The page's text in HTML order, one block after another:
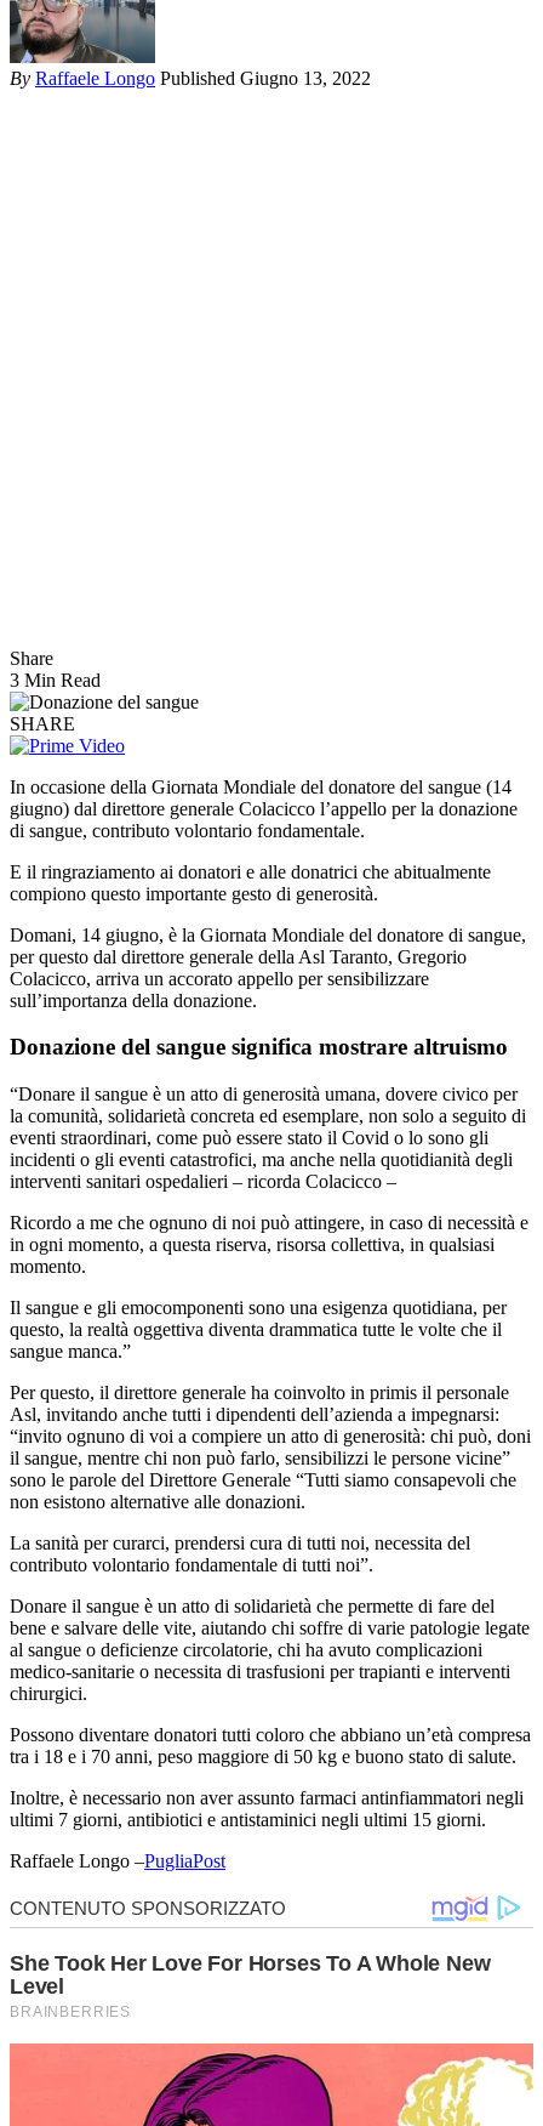
By Raffaele Longo Published Giugno 13, 2022
Share
3 Min Read
SHARE
In occasione della Giornata Mondiale del donatore del sangue (14
giugno) dal direttore generale Colacicco l’appello per la donazione
di sangue, contributo volontario fondamentale.
E il ringraziamento ai donatori e alle donatrici che abitualmente
compiono questo importante gesto di generosità.
Domani, 14 giugno, è la Giornata Mondiale del donatore di sangue,
per questo dal direttore generale della Asl Taranto, Gregorio
Colacicco, arriva un accorato appello per sensibilizzare
sull’importanza della donazione.
Donazione del sangue significa mostrare altruismo
“Donare il sangue è un atto di generosità umana, dovere civico per
la comunità, solidarietà concreta ed esemplare, non solo a seguito di
eventi straordinari, come può essere stato il Covid o lo sono gli
incidenti o gli eventi catastrofici, ma anche nella quotidianità degli
interventi sanitari ospedalieri – ricorda Colacicco –
Ricordo a me che ognuno di noi può attingere, in caso di necessità e
in ogni momento, a questa riserva, risorsa collettiva, in qualsiasi
momento.
Il sangue e gli emocomponenti sono una esigenza quotidiana, per
questo, la realtà oggettiva diventa drammatica tutte le volte che il
sangue manca.”
Per questo, il direttore generale ha coinvolto in primis il personale
Asl, invitando anche tutti i dipendenti dell’azienda a impegnarsi:
“invito ognuno di voi a compiere un atto di generosità: chi può, doni
il sangue, mentre chi non può farlo, sensibilizzi le persone vicine”
sono le parole del Direttore Generale “Tutti siamo consapevoli che
non esistono alternative alle donazioni.
La sanità per curarci, prendersi cura di tutti noi, necessita del
contributo volontario fondamentale di tutti noi”.
Donare il sangue è un atto di solidarietà che permette di fare del
bene e salvare delle vite, aiutando chi soffre di varie patologie legate
al sangue o deficienze circolatorie, chi ha avuto complicazioni
medico-sanitarie o necessita di trasfusioni per trapianti e interventi
chirurgici.
Possono diventare donatori tutti coloro che abbiano un’età compresa
tra i 18 e i 70 anni, peso maggiore di 50 kg e buono stato di salute.
Inoltre, è necessario non aver assunto farmaci antinfiammatori negli
ultimi 7 giorni, antibiotici e antistaminici negli ultimi 15 giorni.
Raffaele Longo –PugliaPost